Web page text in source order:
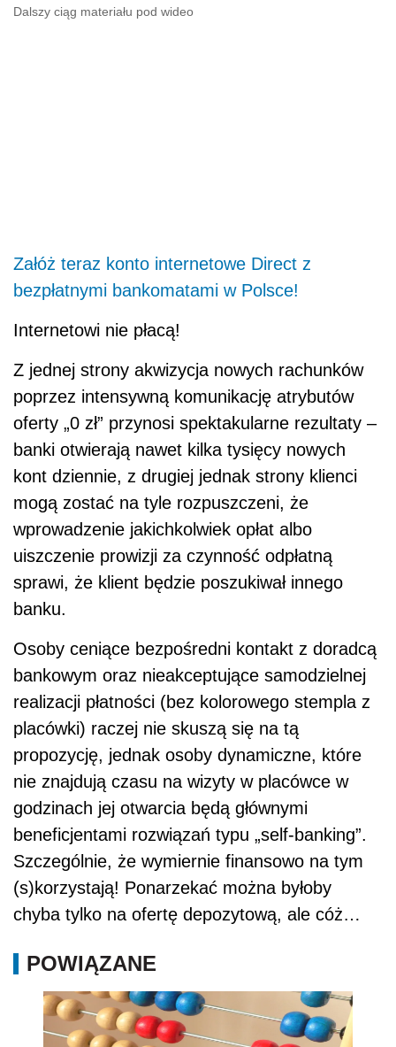
Dalszy ciąg materiału pod wideo
Załóż teraz konto internetowe Direct z
bezpłatnymi bankomatami w Polsce!
Internetowi nie płacą!
Z jednej strony akwizycja nowych rachunków
poprzez intensywną komunikację atrybutów
oferty „0 zł” przynosi spektakularne rezultaty –
banki otwierają nawet kilka tysięcy nowych
kont dziennie, z drugiej jednak strony klienci
mogą zostać na tyle rozpuszczeni, że
wprowadzenie jakichkolwiek opłat albo
uiszczenie prowizji za czynność odpłatną
sprawi, że klient będzie poszukiwał innego
banku.
Osoby ceniące bezpośredni kontakt z doradcą
bankowym oraz nieakceptujące samodzielnej
realizacji płatności (bez kolorowego stempla z
placówki) raczej nie skuszą się na tą
propozycję, jednak osoby dynamiczne, które
nie znajdują czasu na wizyty w placówce w
godzinach jej otwarcia będą głównymi
beneficjentami rozwiązań typu „self-banking”.
Szczególnie, że wymiernie finansowo na tym
(s)korzystają! Ponarzekać można byłoby
chyba tylko na ofertę depozytową, ale cóż…
POWIĄZANE